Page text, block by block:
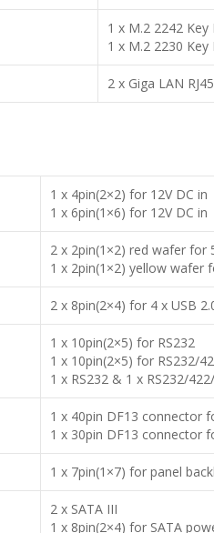
1 x M.2 2242
1 x M.2 2230
2 x Giga LAN
1 x 4pin(2×2) for 12V DC in
1 x 6pin(1×6) for 12V DC in
2 x 2pin(1×2) red wafer for
1 x 2pin(1×2) yellow wafer
2 x 8pin(2×4) for 4 x USB
1 x 10pin(2×5) for RS232
1 x 10pin(2×5) for RS232/
1 x RS232 & 1 x RS232/
1 x 40pin DF13 connector
1 x 30pin DF13 connector
1 x 7pin(1×7) for panel
2 x SATA III
1 x 8pin(2×4) for SATA